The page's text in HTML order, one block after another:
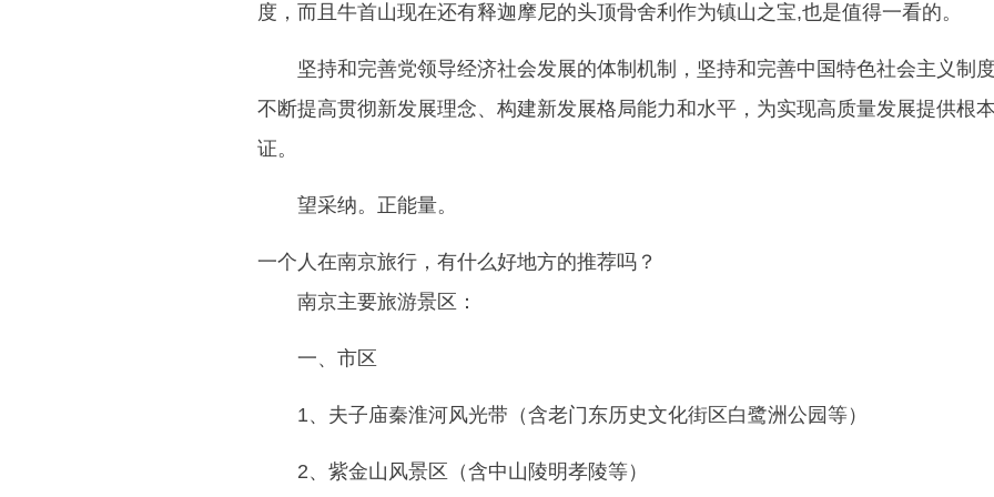
度，而且牛首山现在还有释迦摩尼的头顶骨舍利作为镇山之宝,也是值得一看的。
坚持和完善党领导经济社会发展的体制机制，坚持和完善中国特色社会主义制度
不断提高贯彻新发展理念、构建新发展格局能力和水平，为实现高质量发展提供根
证。
望采纳。正能量。
一个人在南京旅行，有什么好地方的推荐吗？
南京主要旅游景区：
一、市区
1、夫子庙秦淮河风光带（含老门东历史文化街区白鹭洲公园等）
2、紫金山风景区（含中山陵明孝陵等）